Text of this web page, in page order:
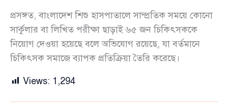
প্রসঙ্গত, বাংলাদেশ শিশু হাসপাতালে সাম্প্রতিক সময়ে কোনো
সার্কুলার বা লিখিত পরীক্ষা ছাড়াই ৬৫ জন চিকিৎসককে
নিয়োগ দেওয়া হয়েছে বলে অভিযোগ রয়েছে, যা বর্তমানে
চিকিৎসক সমাজে ব্যাপক প্রতিক্রিয়া তৈরি করেছে।
Views: 1,294